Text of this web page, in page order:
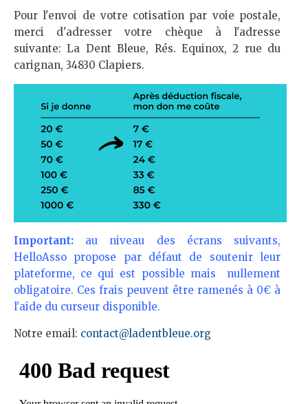
Pour l'envoi de votre cotisation par voie postale,
merci d'adresser votre chèque à l'adresse
suivante: La Dent Bleue, Rés. Equinox, 2 rue du
carignan, 34830 Clapiers.
Important: au niveau des écrans suivants,
HelloAsso propose par défaut de soutenir leur
plateforme, ce qui est possible mais nullement
obligatoire. Ces frais peuvent être ramenés à 0€ à
l'aide du curseur disponible.
Notre email: contact@ladentbleue.org